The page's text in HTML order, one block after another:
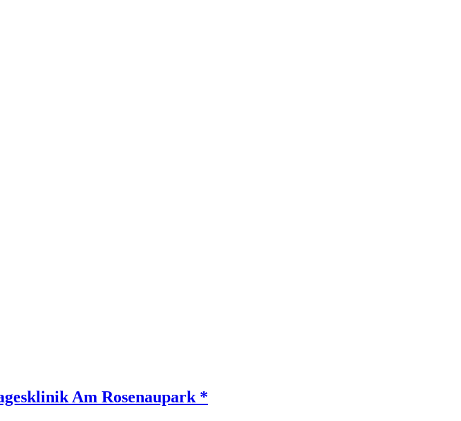
Am Rosenaupark *